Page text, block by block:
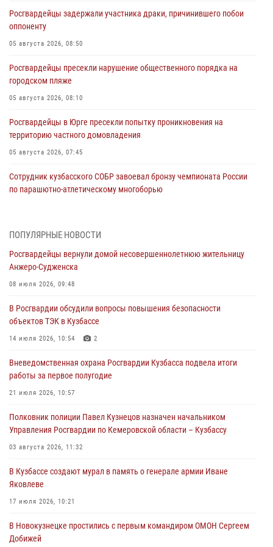
Росгвардейцы задержали участника драки, причинившего побои
оппоненту
05 августа 2026, 08:50
Росгвардейцы пресекли нарушение общественного порядка на
городском пляже
05 августа 2026, 08:10
Росгвардейцы в Юрге пресекли попытку проникновения на
территорию частного домовладения
05 августа 2026, 07:45
Сотрудник кузбасского СОБР завоевал бронзу чемпионата России
по парашютно-атлетическому многоборью
Кузбассовцы высоко оценили качество предоставления
04 августа 2026, 09:42
Росгвардейцы помогли разыскать троих юных путешественников из
04 августа 2026, 08:42
Росгвардейцы задержали нарушителя общественного порядка в
04 августа 2026, 07:41
Кемеровские росгвардейцы пресекли попытку хищения товара
04 августа 2026, 06:32
ПОПУЛЯРНЫЕ НОВОСТИ
Росгвардейцы вернули домой несовершеннолетнюю жительницу
Анжеро-Судженска
08 июля 2026, 09:48
В Росгвардии обсудили вопросы повышения безопасности
объектов ТЭК в Кузбассе
14 июля 2026, 10:54 2
Вневедомственная охрана Росгвардии Кузбасса подвела итоги
работы за первое полугодие
21 июля 2026, 10:57
Полковник полиции Павел Кузнецов назначен начальником
Управления Росгвардии по Кемеровской области – Кузбассу
03 августа 2026, 11:32
В Кузбассе создают мурал в память о генерале армии Иване
Яковлеве
17 июля 2026, 10:21
В Новокузнецке простились с первым командиром ОМОН Сергеем
Добижей